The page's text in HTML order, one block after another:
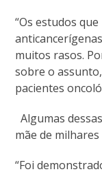
“Os estudos
muitos rasos.
sobre o
pacientes
Algumas
mãe de
“Foi